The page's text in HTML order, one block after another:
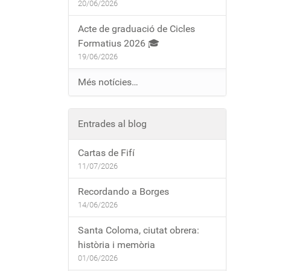
20/06/2026
Acte de graduació de Cicles
Formatius 2026 🎓
19/06/2026
Més notícies…
Entrades al blog
Cartas de Fifí
11/07/2026
Recordando a Borges
14/06/2026
Santa Coloma, ciutat obrera:
història i memòria
01/06/2026